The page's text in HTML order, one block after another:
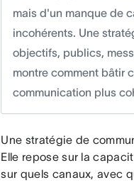
mais d'un manque de
incohérents. Une
objectifs, publics,
montre comment bâtir
communication plus
Une stratégie de
Elle repose sur la
sur quels canaux, avec